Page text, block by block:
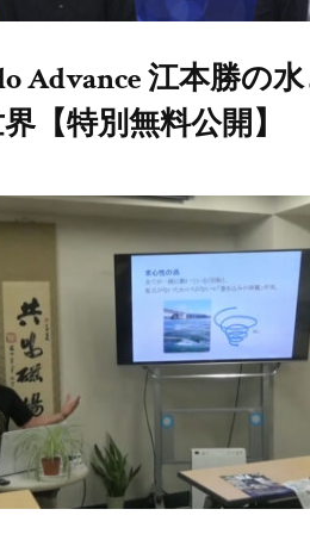
Advance 江本勝の
【特別無料公開】